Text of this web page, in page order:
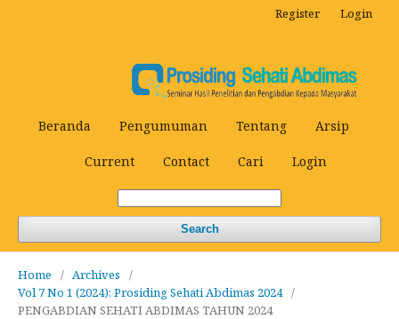
Beranda Pengumuman Tentang Arsip
Current Contact Cari Login
Search
Register Login
Home / Archives
/
Vol 7 No 1 (2024): Prosiding Sehati Abdimas 2024 /
PENGABDIAN SEHATI ABDIMAS TAHUN 2024